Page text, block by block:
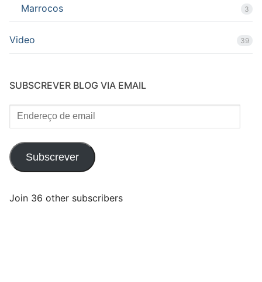
Marrocos 3
Video 39
SUBSCREVER BLOG VIA EMAIL
Endereço
de
email
Subscrever
Join 36 other subscribers